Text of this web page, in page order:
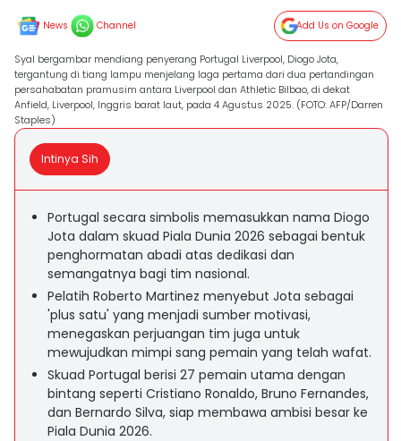
News Channel Add Us on Google
Syal bergambar mendiang penyerang Portugal Liverpool, Diogo Jota,
tergantung di tiang lampu menjelang laga pertama dari dua pertandingan
persahabatan pramusim antara Liverpool dan Athletic Bilbao, di dekat
Anfield, Liverpool, Inggris barat laut, pada 4 Agustus 2025. (FOTO: AFP/Darren
Staples)
Intinya Sih
Portugal secara simbolis memasukkan nama Diogo
Jota dalam skuad Piala Dunia 2026 sebagai bentuk
penghormatan abadi atas dedikasi dan
semangatnya bagi tim nasional.
Pelatih Roberto Martinez menyebut Jota sebagai
'plus satu' yang menjadi sumber motivasi,
menegaskan perjuangan tim juga untuk
mewujudkan mimpi sang pemain yang telah wafat.
Skuad Portugal berisi 27 pemain utama dengan
bintang seperti Cristiano Ronaldo, Bruno Fernandes,
dan Bernardo Silva, siap membawa ambisi besar ke
Piala Dunia 2026.